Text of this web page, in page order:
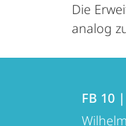
Die
analog
FB
FB 10